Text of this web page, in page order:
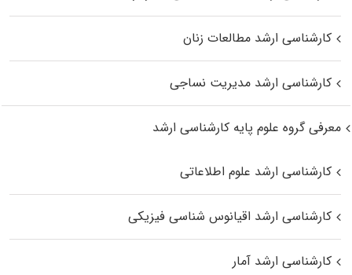
کارشناسی ارشد مطالعات زنان
کارشناسی ارشد مدیریت نساجی
معرفی گروه علوم پایه کارشناسی ارشد
کارشناسی ارشد علوم اطلاعاتی
کارشناسی ارشد اقیانوس‌ شناسی فیزیکی
کارشناسی ارشد آمار